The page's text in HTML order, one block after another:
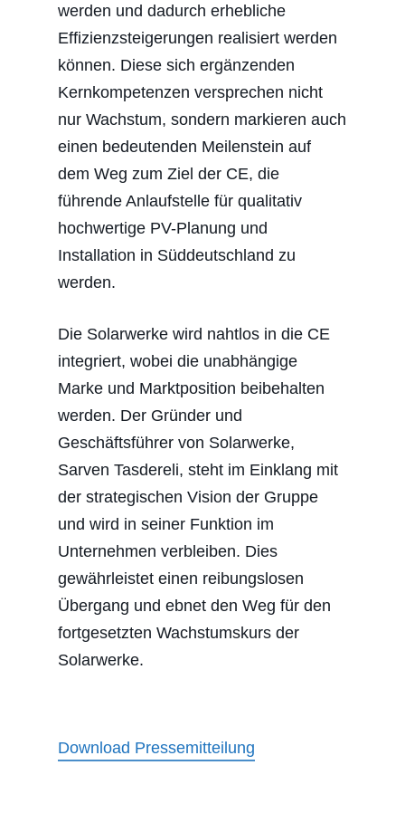
werden und dadurch erhebliche
Effizienzsteigerungen realisiert werden
können. Diese sich ergänzenden
Kernkompetenzen versprechen nicht
nur Wachstum, sondern markieren auch
einen bedeutenden Meilenstein auf
dem Weg zum Ziel der CE, die
führende Anlaufstelle für qualitativ
hochwertige PV-Planung und
Installation in Süddeutschland zu
werden.
Die Solarwerke wird nahtlos in die CE
integriert, wobei die unabhängige
Marke und Marktposition beibehalten
werden. Der Gründer und
Geschäftsführer von Solarwerke,
Sarven Tasdereli, steht im Einklang mit
der strategischen Vision der Gruppe
und wird in seiner Funktion im
Unternehmen verbleiben. Dies
gewährleistet einen reibungslosen
Übergang und ebnet den Weg für den
fortgesetzten Wachstumskurs der
Solarwerke.
Download Pressemitteilung